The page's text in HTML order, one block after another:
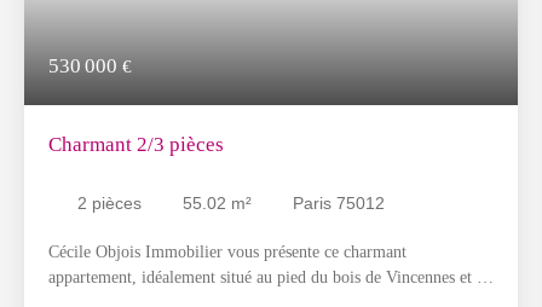
530 000 €
Charmant 2/3 pièces
2 pièces 55.02 m² Paris 75012
Cécile Objois Immobilier vous présente ce charmant
appartement, idéalement situé au pied du bois de Vincennes et à